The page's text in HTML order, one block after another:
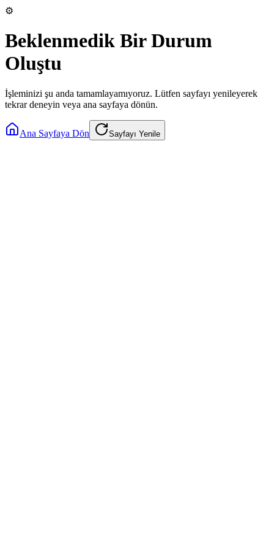
⚙️
Beklenmedik Bir Durum
Oluştu
İşleminizi şu anda tamamlayamıyoruz. Lütfen sayfayı yenileyerek
tekrar deneyin veya ana sayfaya dönün.
Ana Sayfaya Dön Sayfayı Yenile